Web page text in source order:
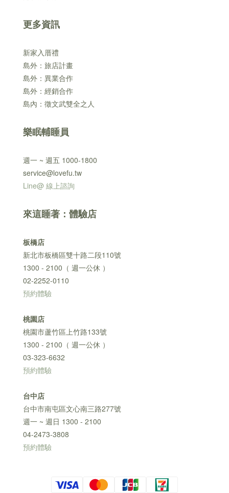
更多資訊
新家入厝禮
島外：旅店計畫
島外：異業合作
島外：經銷合作
島內：徵文武雙全之人
樂眠輔睡員
週一 ~ 週五 1000-1800
service@lovefu.tw
Line@ 線上諮詢
來這睡著：體驗店
板橋店
新北市板橋區雙十路二段110號
1300 - 2100（ 週一公休 ）
02-2252-0110
預約體驗
桃園店
桃園市蘆竹區上竹路133號
1300 - 2100（ 週一公休 ）
03-323-6632
預約體驗
台中店
台中市南屯區文心南三路277號
週一 ~ 週日 1300 - 2100
04-2473-3808
預約體驗